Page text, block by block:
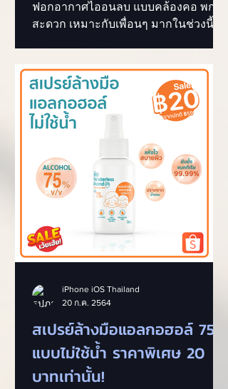
ฟอกอากาศไออนลบ แบบคล้องคอ พกพา
สะดวก เหมาะกับเพื่อนๆ มากในช่วงนี้
สเปรย์ล้างมือแอลกอฮอล์ 75%
แบบไม่ใช้น้ำ ราคาพิเศษ 20
บาทเท่านั้น!
iPhone iOS Thailand
20 ก.ค. 2564